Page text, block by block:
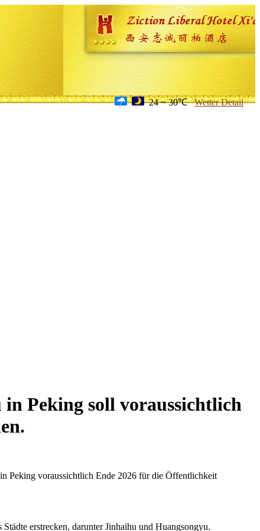
24 ~ 30℃ Wetter Detail
Peking soll voraussichtlich
Peking voraussichtlich Ende 2026 für die Öffentlichkeit
erstrecken, darunter Jinhaihu und Huangsongyu.